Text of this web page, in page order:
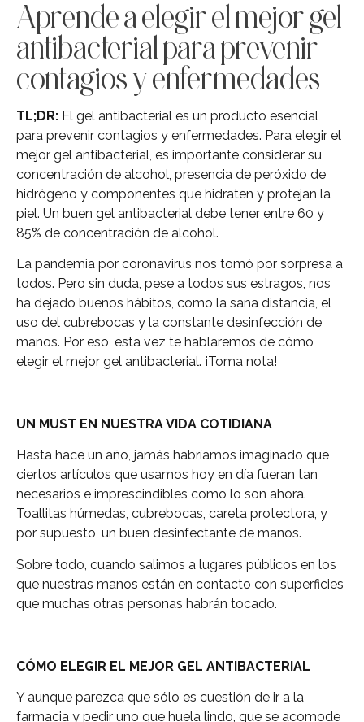
Aprende a elegir el mejor gel
antibacterial para prevenir
contagios y enfermedades
TL;DR: El gel antibacterial es un producto esencial
para prevenir contagios y enfermedades. Para elegir el
mejor gel antibacterial, es importante considerar su
concentración de alcohol, presencia de peróxido de
hidrógeno y componentes que hidraten y protejan la
piel. Un buen gel antibacterial debe tener entre 60 y
85% de concentración de alcohol.
La pandemia por coronavirus nos tomó por sorpresa a
todos. Pero sin duda, pese a todos sus estragos, nos
ha dejado buenos hábitos, como la sana distancia, el
uso del cubrebocas y la constante desinfección de
manos. Por eso, esta vez te hablaremos de cómo
elegir el mejor gel antibacterial. ¡Toma nota!
UN MUST EN NUESTRA VIDA COTIDIANA
Hasta hace un año, jamás habríamos imaginado que
ciertos artículos que usamos hoy en día fueran tan
necesarios e imprescindibles como lo son ahora.
Toallitas húmedas, cubrebocas, careta protectora, y
por supuesto, un buen desinfectante de manos.
Sobre todo, cuando salimos a lugares públicos en los
que nuestras manos están en contacto con superficies
que muchas otras personas habrán tocado.
CÓMO ELEGIR EL MEJOR GEL ANTIBACTERIAL
Y aunque parezca que sólo es cuestión de ir a la
farmacia y pedir uno que huela lindo, que se acomode